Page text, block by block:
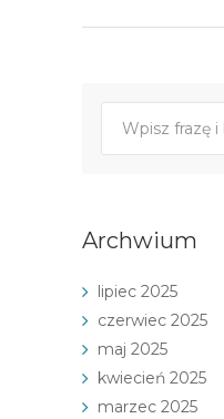
Archwium
lipiec 2025
czerwiec 2025
maj 2025
kwiecień 2025
marzec 2025